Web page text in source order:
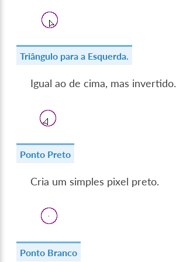
Triângulo para a Esquerda.
Igual ao de cima, mas invertido.
Ponto Preto
Cria um simples pixel preto.
Ponto Branco